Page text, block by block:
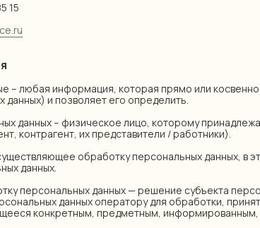
15
– любая информация, которая прямо или
данных) и позволяет его определить.
данных – физическое лицо, которому
контрагент, их представители / работники).
обработку персональных данных, в
данных.
персональных данных — решение субъекта
данных оператору для обработки,
конкретным, предметным,